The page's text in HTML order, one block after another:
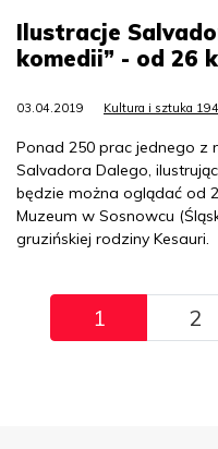
Ilustracje
komedii” - od 26
03.04.2019 Kultura i sztuka
Ponad 250 prac jednego z
Salvadora Dalego,
będzie można oglądać od
Muzeum w Sosnowcu
gruzińskiej rodziny Kesauri.
Pagination
1 2